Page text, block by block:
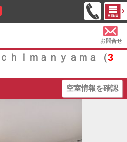
お問合せ
ｈｉｍａｎｙａｍａ（3
空室情報を確認